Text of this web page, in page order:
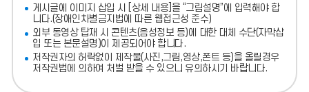
게시글에 이미지 삽입 시 [상세 내용]을 “그림설명”에 입력해야 합
니다.(장애인차별금지법에 따른 웹접근성 준수)
외부 동영상 탑재 시 콘텐츠(음성정보 등)에 대한 대체 수단(자막삽
입 또는 본문설명)이 제공되어야 합니다.
저작권자의 허락없이 제작물(사진,그림,영상,폰트 등)을 올릴경우
저작권법에 의하여 처벌 받을 수 있으니 유의하시기 바랍니다.